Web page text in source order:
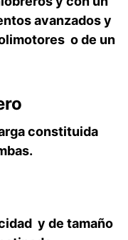
avanzados y
o de un
constituida
y de tamaño